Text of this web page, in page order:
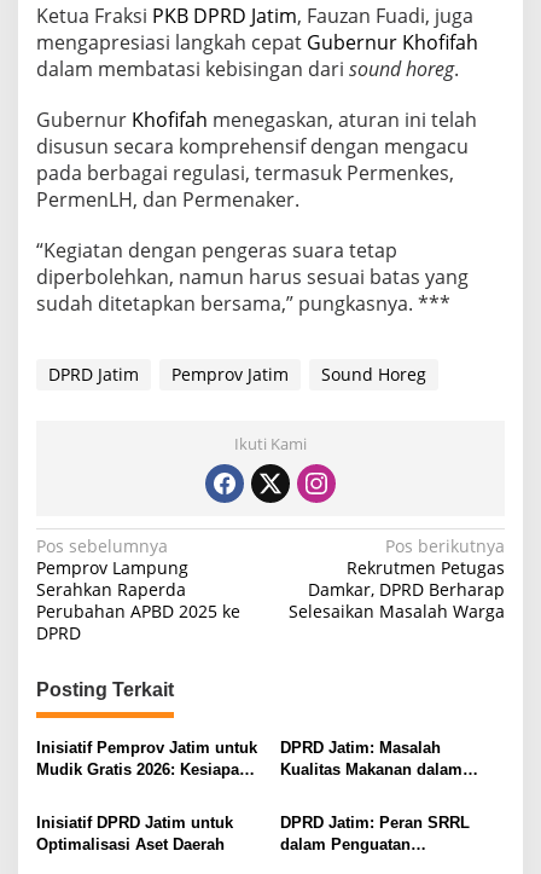
Ketua Fraksi PKB DPRD Jatim, Fauzan Fuadi, juga
mengapresiasi langkah cepat Gubernur Khofifah
dalam membatasi kebisingan dari sound horeg.
Gubernur Khofifah menegaskan, aturan ini telah
disusun secara komprehensif dengan mengacu
pada berbagai regulasi, termasuk Permenkes,
PermenLH, dan Permenaker.
“Kegiatan dengan pengeras suara tetap
diperbolehkan, namun harus sesuai batas yang
sudah ditetapkan bersama,” pungkasnya. ***
DPRD Jatim Pemprov Jatim Sound Horeg
Ikuti Kami
N
a
v
g
a
s
p
o
Pos sebelumnya
Pemprov Lampung
Serahkan Raperda
Perubahan APBD 2025 ke
DPRD
Pos berikutnya
Rekrutmen Petugas
Damkar, DPRD Berharap
Selesaikan Masalah Warga
Posting Terkait
Inisiatif Pemprov Jatim untuk
Mudik Gratis 2026: Kesiapan
Terbaru
DPRD Jatim: Masalah
Kualitas Makanan dalam
Inisiatif DPRD Jatim untuk
Optimalisasi Aset Daerah
DPRD Jatim: Peran SRRL
dalam Penguatan